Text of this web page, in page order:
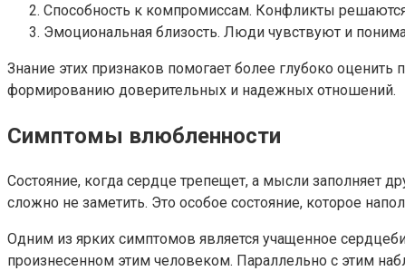
Способность к компромиссам. Конфликты
Эмоциональная близость. Люди чувствуют и
Знание этих признаков помогает более глубоко
формированию доверительных и надежных отношений.
Симптомы влюбленности
Состояние, когда сердце трепещет, а мысли заполняет
сложно не заметить. Это особое состояние, которое
Одним из ярких симптомов является учащенное
произнесенном этим человеком. Параллельно с этим